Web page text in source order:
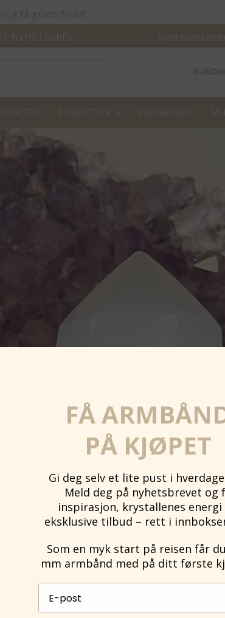
og få gratis frakt!
NYHETSBREV
NYHETER ELISABETH K INSPIRASJON
FÅ
PÅ KJØPET
Gi deg selv et lite pust i
Meld deg på nyhetsbrevet og
inspirasjon, krystallenes energi
eksklusive tilbud – rett i
Som en myk start på reisen får
mm armbånd med på ditt første
E-post påmelding